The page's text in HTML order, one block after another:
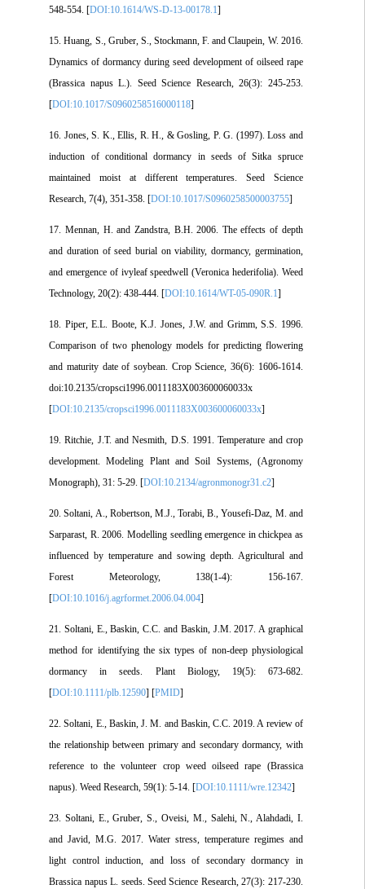
548-554. [DOI:10.1614/WS-D-13-00178.1
15. Huang, S., Gruber, S., Stockmann, F. and Claupein, W. 2016.
Dynamics of dormancy during seed development of oilseed rape
(Brassica napus L.). Seed Science Research, 26(3): 245-253.
[DOI:10.1017/S0960258516000118
16. Jones, S. K., Ellis, R. H., & Gosling, P. G. (1997). Loss and
induction of conditional dormancy in seeds of Sitka spruce
maintained moist at different temperatures. Seed Science
Research, 7(4), 351-358. [DOI:10.1017/S0960258500003755
17. Mennan, H. and Zandstra, B.H. 2006. The effects of depth
and duration of seed burial on viability, dormancy, germination,
and emergence of ivyleaf speedwell (Veronica hederifolia). Weed
Technology, 20(2): 438-444. [DOI:10.1614/WT-05-090R.1
18. Piper, E.L. Boote, K.J. Jones, J.W. and Grimm, S.S. 1996.
Comparison of two phenology models for predicting flowering
and maturity date of soybean. Crop Science, 36(6): 1606-1614.
doi:10.2135/cropsci1996.0011183X003600060033x
[DOI:10.2135/cropsci1996.0011183X003600060033x
19. Ritchie, J.T. and Nesmith, D.S. 1991. Temperature and crop
development. Modeling Plant and Soil Systems, (Agronomy
Monograph), 31: 5-29. [DOI:10.2134/agronmonogr31.c2
20. Soltani, A., Robertson, M.J., Torabi, B., Yousefi-Daz, M. and
Sarparast, R. 2006. Modelling seedling emergence in chickpea as
influenced by temperature and sowing depth. Agricultural and
Forest Meteorology, 138(1-4): 156-167.
[DOI:10.1016/j.agrformet.2006.04.004
21. Soltani, E., Baskin, C.C. and Baskin, J.M. 2017. A graphical
method for identifying the six types of non‐deep physiological
dormancy in seeds. Plant Biology, 19(5): 673-682.
[DOI:10.1111/plb.12590] [PMID
22. Soltani, E., Baskin, J. M. and Baskin, C.C. 2019. A review of
the relationship between primary and secondary dormancy, with
reference to the volunteer crop weed oilseed rape (Brassica
napus). Weed Research, 59(1): 5-14. [DOI:10.1111/wre.12342
23. Soltani, E., Gruber, S., Oveisi, M., Salehi, N., Alahdadi, I.
and Javid, M.G. 2017. Water stress, temperature regimes and
light control induction, and loss of secondary dormancy in
Brassica napus L. seeds. Seed Science Research, 27(3): 217-230.